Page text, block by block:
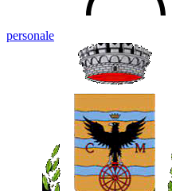
personale